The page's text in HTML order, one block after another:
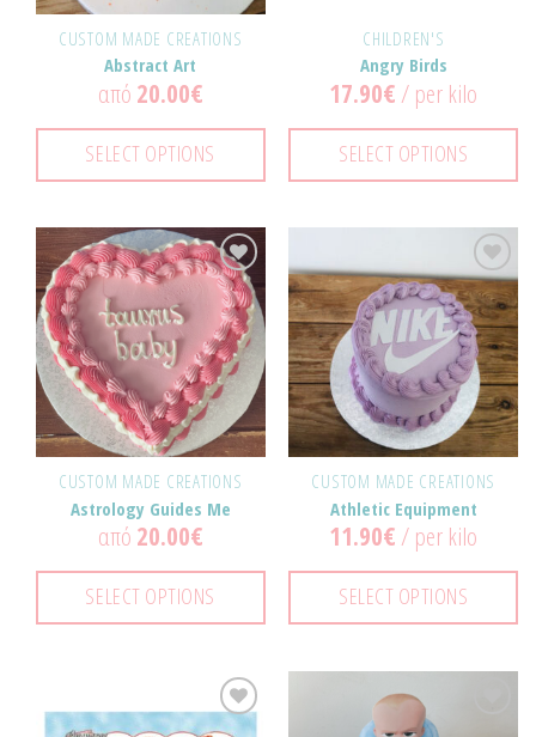
CUSTOM MADE CREATIONS
Abstract Art
από 20.00€
SELECT OPTIONS
CHILDREN'S
Angry Birds
17.90€/ per kilo
SELECT OPTIONS
Προσθήκη
στα
Αγαπημένα!
CUSTOM MADE CREATIONS
Astrology Guides Me
από 20.00€
SELECT OPTIONS
Προσθήκη
στα
Αγαπημένα!
CUSTOM MADE CREATIONS
Athletic Equipment
11.90€/ per kilo
SELECT OPTIONS